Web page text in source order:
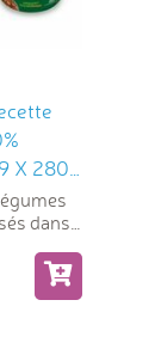
X 280
dans